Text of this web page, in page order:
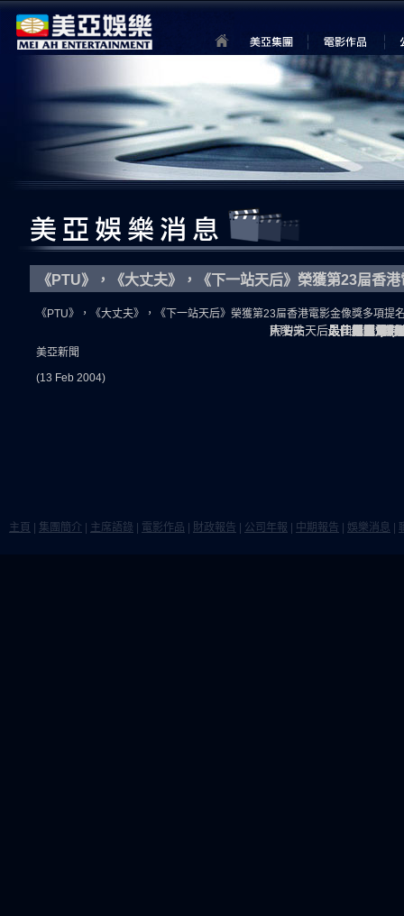
《PTU》，《大丈夫》，《下一站天后》榮獲第23屇香
《PTU》，《大丈夫》，《下一站天后》榮獲第23屇香港電影金像獎多項提
片名 入圍獎項
PTU 最佳電影 (美
最佳導演 (杜
最佳編劇 (游
最佳男主角 (
最佳女配角 (
最佳攝影 (鄭
最佳剪接 (羅
最佳原創電影
最佳音響效果
最佳視覺效果
最佳新演員 -
大丈夫 最佳男配角 (
最佳新導演 (
下一站天后最佳原創電影
美亞新聞
(13 Feb 2004)
主頁 集團簡介 主席語錄 電影作品 財政報告 公司年報 中期報告 娛樂消息